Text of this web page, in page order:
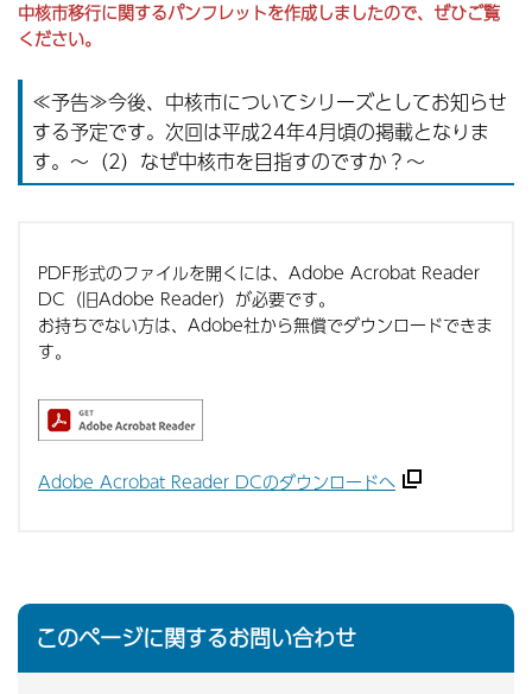
中核市移行に関するパンフレットを作成しましたので、ぜひご覧
ください。
≪予告≫今後、中核市についてシリーズとしてお知らせ
する予定です。次回は平成24年4月頃の掲載となりま
す。〜（2）なぜ中核市を目指すのですか？〜
PDF形式のファイルを開くには、Adobe Acrobat Reader
DC（旧Adobe Reader）が必要です。
お持ちでない方は、Adobe社から無償でダウンロードできま
す。
Adobe Acrobat Reader DCのダウンロードへ
このページに関するお問い合わせ